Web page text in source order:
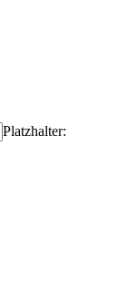
Platzhalter: